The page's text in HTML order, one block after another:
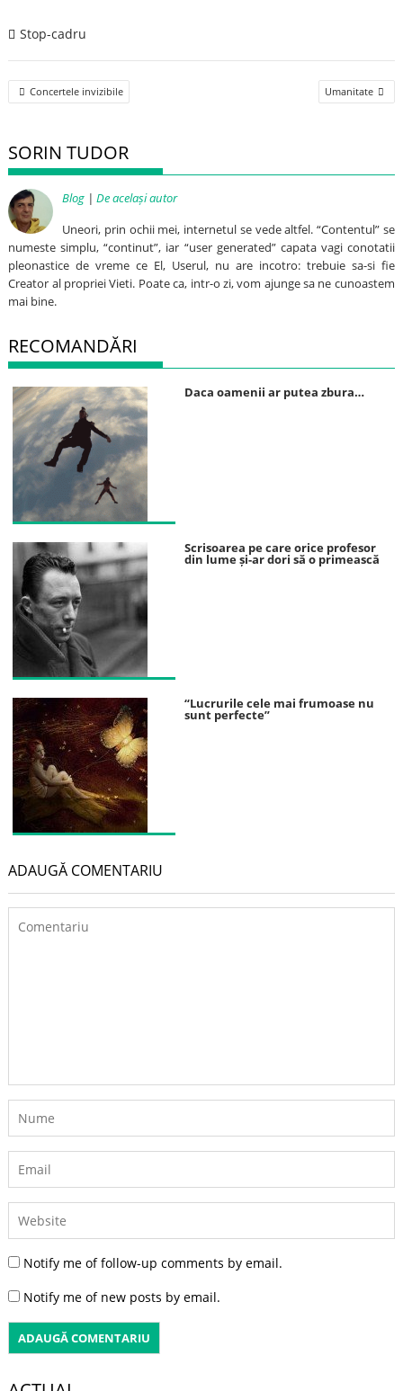
Stop-cadru
Post
navigation
Concertele invizibile Umanitate
SORIN TUDOR
Blog |De același autor
Uneori, prin ochii mei, internetul se vede altfel. “Contentul” se
numeste simplu, “continut”, iar “user generated” capata vagi conotatii
pleonastice de vreme ce El, Userul, nu are incotro: trebuie sa-si fie
Creator al propriei Vieti. Poate ca, intr-o zi, vom ajunge sa ne cunoastem
mai bine.
RECOMANDĂRI
Daca oamenii ar putea zbura…
Scrisoarea pe care orice profesor
din lume și-ar dori să o primească
“Lucrurile cele mai frumoase nu
sunt perfecte”
ADAUGĂ COMENTARIU
Notify me of follow-up comments by email.
Notify me of new posts by email.